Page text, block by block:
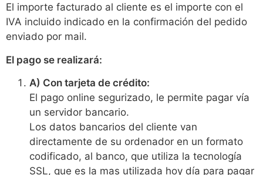
El importe facturado al cliente es el importe con el
IVA incluido indicado en la confirmación del pedido
enviado por mail.
El pago se realizará:
A) Con tarjeta de crédito:
El pago online segurizado, le permite pagar vía
un servidor bancario.
Los datos bancarios del cliente van
directamente de su ordenador en un formato
codificado, al banco, que utiliza la tecnología
SSL, que es la mas utilizada hoy día para pagar